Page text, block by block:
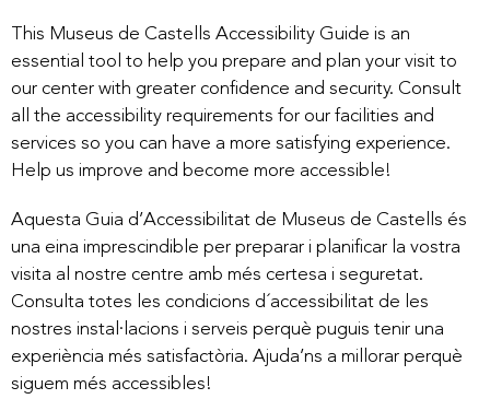
This Museus de Castells Accessibility Guide is an
essential tool to help you prepare and plan your visit to
our center with greater confidence and security. Consult
all the accessibility requirements for our facilities and
services so you can have a more satisfying experience.
Help us improve and become more accessible!
Aquesta Guia d’Accessibilitat de Museus de Castells és
una eina imprescindible per preparar i planificar la vostra
visita al nostre centre amb més certesa i seguretat.
Consulta totes les condicions d´accessibilitat de les
nostres instal·lacions i serveis perquè puguis tenir una
experiència més satisfactòria. Ajuda’ns a millorar perquè
siguem més accessibles!